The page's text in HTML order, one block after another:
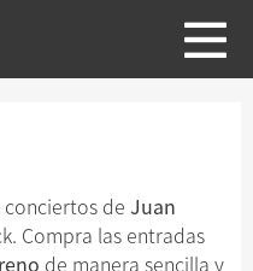
de Juan
Compra las entradas
de manera sencilla y